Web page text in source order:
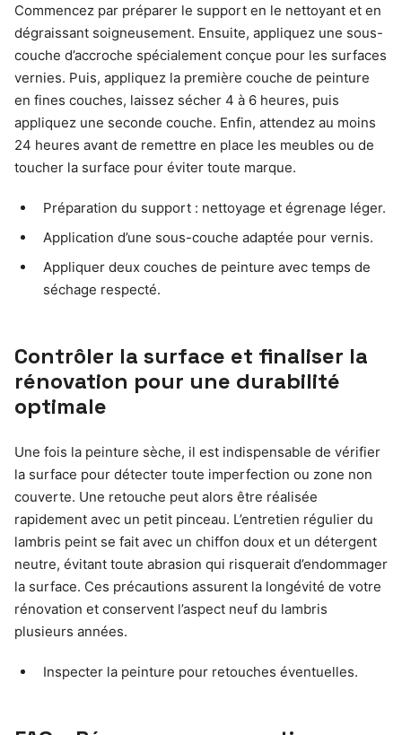
Commencez par préparer le support en le nettoyant et en
dégraissant soigneusement. Ensuite, appliquez une sous-
couche d’accroche spécialement conçue pour les surfaces
vernies. Puis, appliquez la première couche de peinture
en fines couches, laissez sécher 4 à 6 heures, puis
appliquez une seconde couche. Enfin, attendez au moins
24 heures avant de remettre en place les meubles ou de
toucher la surface pour éviter toute marque.
Préparation du support : nettoyage et égrenage léger.
Application d’une sous-couche adaptée pour vernis.
Appliquer deux couches de peinture avec temps de
séchage respecté.
Contrôler la surface et finaliser la
rénovation pour une durabilité
optimale
Une fois la peinture sèche, il est indispensable de vérifier
la surface pour détecter toute imperfection ou zone non
couverte. Une retouche peut alors être réalisée
rapidement avec un petit pinceau. L’entretien régulier du
lambris peint se fait avec un chiffon doux et un détergent
neutre, évitant toute abrasion qui risquerait d’endommager
la surface. Ces précautions assurent la longévité de votre
rénovation et conservent l’aspect neuf du lambris
plusieurs années.
Inspecter la peinture pour retouches éventuelles.